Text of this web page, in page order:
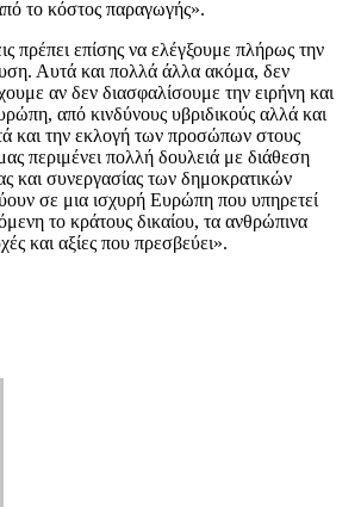
το κόστος παραγωγής».
πρέπει επίσης να ελέγξουμε πλήρως την
Αυτά και πολλά άλλα ακόμα, δεν
αν δεν διασφαλίσουμε την ειρήνη και
από κινδύνους υβριδικούς αλλά και
και την εκλογή των προσώπων στους
περιμένει πολλή δουλειά με διάθεση
και συνεργασίας των δημοκρατικών
σε μια ισχυρή Ευρώπη που υπηρετεί
το κράτους δικαίου, τα ανθρώπινα
και αξίες που πρεσβεύει».